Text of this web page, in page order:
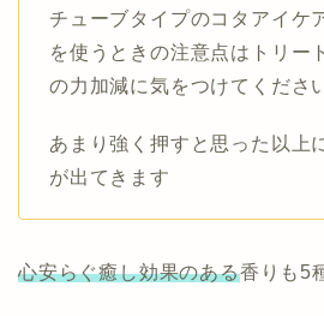
チューブタイプのコタアイケ
を使うときの注意点はトリー
の力加減に気をつけてくださ
あまり強く押すと思った以上
が出てきます
心安らぐ癒し効果のある香りも5